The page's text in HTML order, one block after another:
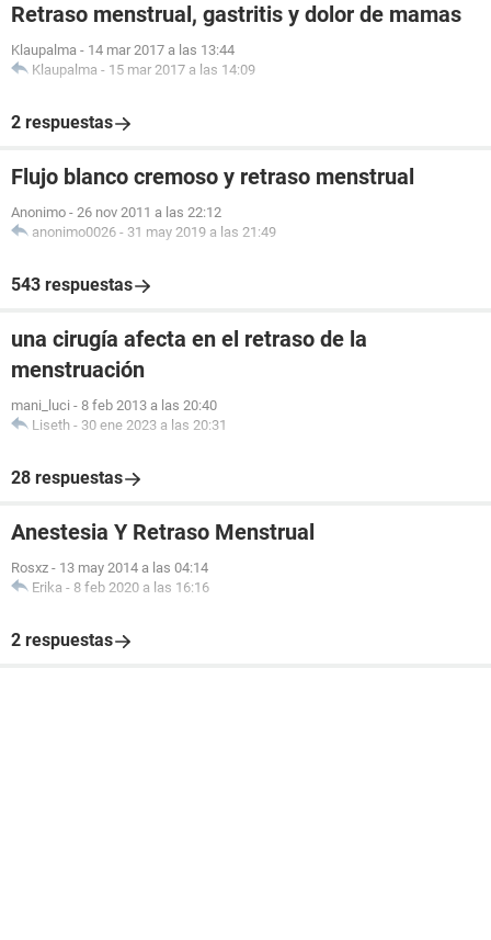
Retraso menstrual, gastritis y dolor de mamas
Klaupalma - 14 mar 2017 a las 13:44
Klaupalma - 15 mar 2017 a las 14:09
2 respuestas
Flujo blanco cremoso y retraso menstrual
Anonimo - 26 nov 2011 a las 22:12
anonimo0026 - 31 may 2019 a las 21:49
543 respuestas
una cirugía afecta en el retraso de la
menstruación
mani_luci - 8 feb 2013 a las 20:40
Liseth - 30 ene 2023 a las 20:31
28 respuestas
Anestesia Y Retraso Menstrual
Rosxz - 13 may 2014 a las 04:14
Erika - 8 feb 2020 a las 16:16
2 respuestas